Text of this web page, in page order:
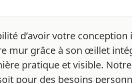
d’avoir votre
mur grâce à son œillet
pratique et visible.
pour des besoins